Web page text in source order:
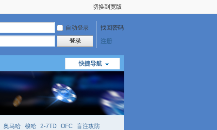
切换到宽版
自动登录
找回密码
登录 注册
快捷导航
奥马哈 梭哈 2-7TD OFC 盲注攻防